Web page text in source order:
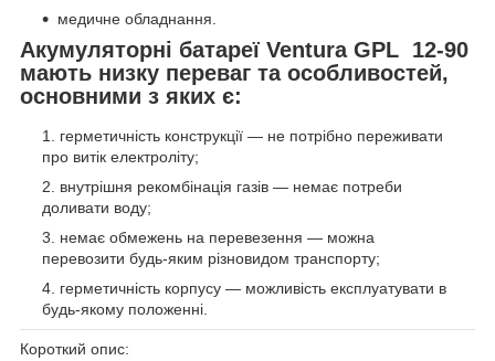
медичне обладнання.
Акумуляторні батареї Ventura GPL 12-90
мають низку переваг та особливостей,
основними з яких є:
герметичність конструкції — не потрібно переживати
про витік електроліту;
внутрішня рекомбінація газів — немає потреби
доливати воду;
немає обмежень на перевезення — можна
перевозити будь-яким різновидом транспорту;
герметичність корпусу — можливість експлуатувати в
будь-якому положенні.
Короткий опис: